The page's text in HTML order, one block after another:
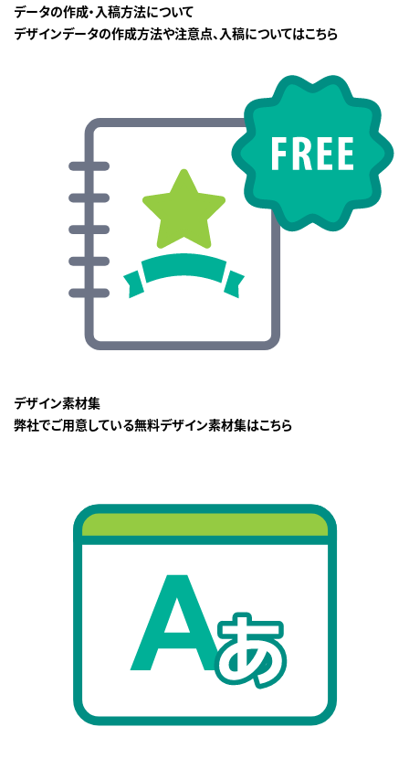
データの作成・入稿方法について
デザインデータの作成方法や注意点、入稿についてはこちら
デザイン素材集
弊社でご用意している無料デザイン素材集はこちら